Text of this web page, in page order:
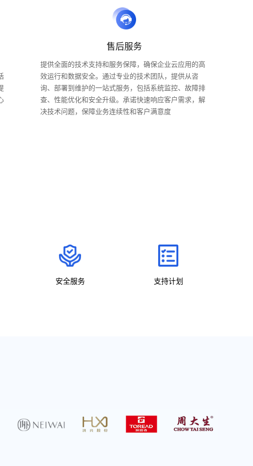
售后服务
提供全面的技术支持和服务保障，确保企业云应用的高
效运行和数据安全。通过专业的技术团队，提供从咨
询、部署到维护的一站式服务，包括系统监控、故障排
查、性能优化和安全升级。承诺快速响应客户需求，解
决技术问题，保障业务连续性和客户满意度
安全服务 支持计划